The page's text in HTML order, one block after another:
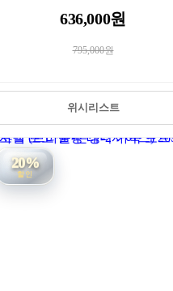
636,000원
795,000원
위시리스트
20%
할인